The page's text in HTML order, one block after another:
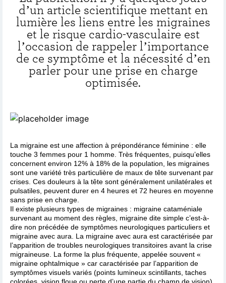
d’un article scientifique mettant en
lumière les liens entre les migraines
et le risque cardio-vasculaire est
l’occasion de rappeler l’importance
de ce symptôme et la nécessité d’en
parler pour une prise en charge
optimisée.
La migraine est une affection à prépondérance féminine : elle
touche 3 femmes pour 1 homme. Très fréquentes, puisqu’elles
concernent environ 12% à 18% de la population, les migraines
sont une variété très particulière de maux de tête survenant par
crises. Ces douleurs à la tête sont généralement unilatérales et
pulsatiles, peuvent durer en 4 heures et 72 heures en moyenne
sans prise en charge.
Il existe plusieurs types de migraines : migraine cataméniale
survenant au moment des règles, migraine dite simple c’est-à-
dire non précédée de symptômes neurologiques particuliers et
migraine avec aura. La migraine avec aura est caractérisée par
l’apparition de troubles neurologiques transitoires avant la crise
migraineuse. La forme la plus fréquente, appelée souvent «
migraine ophtalmique » car caractérisée par l’apparition de
symptômes visuels variés (points lumineux scintillants, taches
colorées, vision floue ou perte d’une partie du champ de vision),